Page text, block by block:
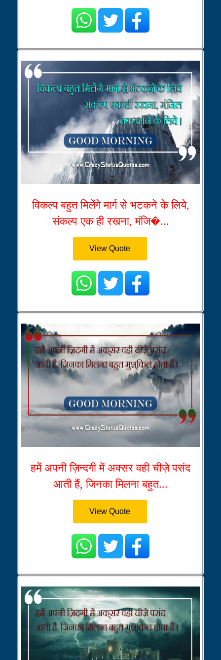
विकल्प बहुत मिलेंगे मार्ग से भटकने के लिये,
संकल्प एक ही रखना, मंजि�...
View Quote
हमें अपनी ज़िन्दगी में अक्सर वही चीज़े पसंद
आती हैं, जिनका मिलना बहुत...
View Quote